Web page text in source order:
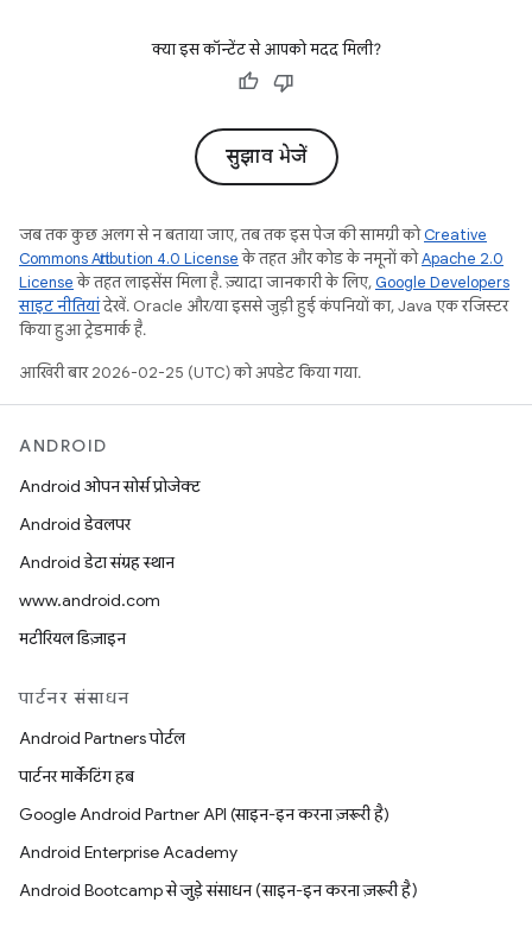
क्या इस कॉन्टेंट से आपको मदद मिली?
सुझाव भेजें
जब तक कुछ अलग से न बताया जाए, तब तक इस पेज की सामग्री कोCreative
Commons Attribution 4.0 Licenseके तहत और कोड के नमूनों कोApache 2.0
Licenseके तहत लाइसेंस मिला है. ज़्यादा जानकारी के लिए,Google Developers
साइट नीतियांदेखें. Oracle और/या इससे जुड़ी हुई कंपनियों का, Java एक रजिस्टर
किया हुआ ट्रेडमार्क है.
आखिरी बार 2026-02-25 (UTC) को अपडेट किया गया.
ANDROID
Android ओपन सोर्स प्रोजेक्ट
Android डेवलपर
Android डेटा संग्रह स्थान
www.android.com
मटीरियल डिज़ाइन
पार्टनर संसाधन
Android Partners पोर्टल
पार्टनर मार्केटिंग हब
Google Android Partner API (साइन-इन करना ज़रूरी है)
Android Enterprise Academy
Android Bootcamp से जुड़े संसाधन (साइन-इन करना ज़रूरी है)